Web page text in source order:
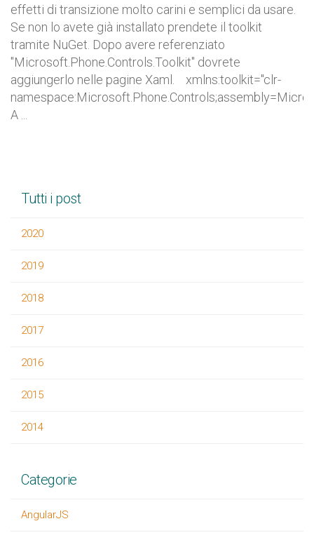
effetti di transizione molto carini e semplici da usare.
Se non lo avete già installato prendete il toolkit
tramite NuGet. Dopo avere referenziato
"Microsoft.Phone.Controls.Toolkit" dovrete
aggiungerlo nelle pagine Xaml. xmlns:toolkit="clr-
A ...
Tutti i post
2020
2019
2018
2017
2016
2015
2014
Categorie
AngularJS